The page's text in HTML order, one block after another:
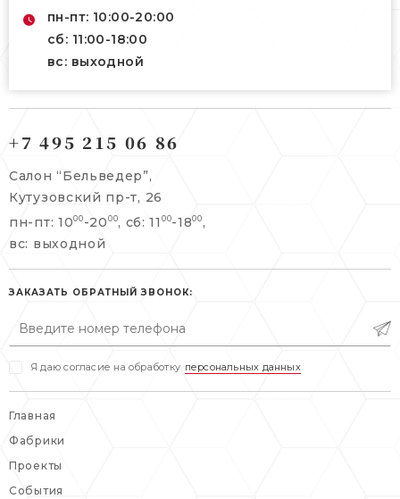
пн-пт: 10:00-20:00
сб: 11:00-18:00
вс: выходной
info@belveder-e.ru
пн-пт: 10:00-20:00
сб, вс: выходной
Берсеневский переулок, 3/10с7
+7 495 477 45 43
info@belveder-e.ru
пн-пт: 10:00-19:00
сб: выходной
+7 495 215 06 86
Салон “Бельведер”,
Кутузовский пр-т, 26
пн-пт: 1000 -20 00, сб: 11 00-1800 ,
вс: выходной
ЗАКАЗАТЬ ОБРАТНЫЙ ЗВОНОК:
Я даю согласие на обработку персональных данных
Главная
Фабрики
Проекты
События